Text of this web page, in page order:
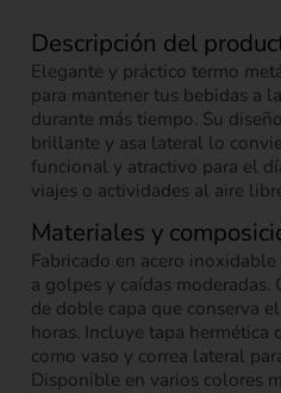
Descripción del
Elegante y práctico termo
para mantener tus bebidas a
durante más tiempo. Su
brillante y asa lateral lo
funcional y atractivo para el
viajes o actividades al aire
Materiales y
Fabricado en acero
a golpes y caídas
de doble capa que conserva
horas. Incluye tapa hermética
como vaso y correa lateral
Disponible en varios colores